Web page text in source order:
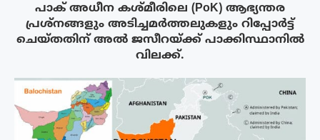
പാക് അധീന കശ്മീരിലെ (PoK) ആഭ്യന്തര
പ്രശ്നങ്ങളും അടിച്ചമർത്തലുകളും റിപ്പോർട്ട്
ചെയ്തതിന് അൽ ജസീറയ്‌ക്ക് പാക്കിസ്ഥാനിൽ
വിലക്ക്.